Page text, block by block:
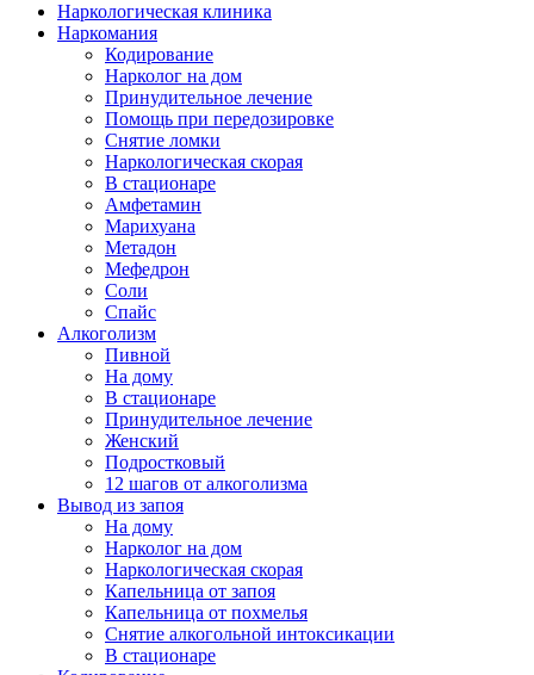
Наркологическая клиника
Наркомания
Кодирование
Нарколог на дом
Принудительное лечение
Помощь при передозировке
Снятие ломки
Наркологическая скорая
В стационаре
Амфетамин
Марихуана
Метадон
Мефедрон
Соли
Спайс
Алкоголизм
Пивной
На дому
В стационаре
Принудительное лечение
Женский
Подростковый
12 шагов от алкоголизма
Вывод из запоя
На дому
Нарколог на дом
Наркологическая скорая
Капельница от запоя
Капельница от похмелья
Снятие алкогольной интоксикации
В стационаре